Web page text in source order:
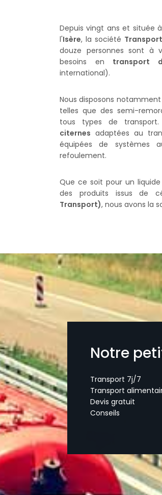
Depuis vingt ans et située à
l'Isère, la société
douze personnes sont à
besoins en transport
international).
Nous disposons
telles que des semi-
tous types de transport.
citernes adaptées au
équipées de systèmes
refoulement.
Que ce soit pour un
des produits issus de
Transport), nous avons la
Notre
Transport 7j/7
Transport
Devis gratuit
Conseils